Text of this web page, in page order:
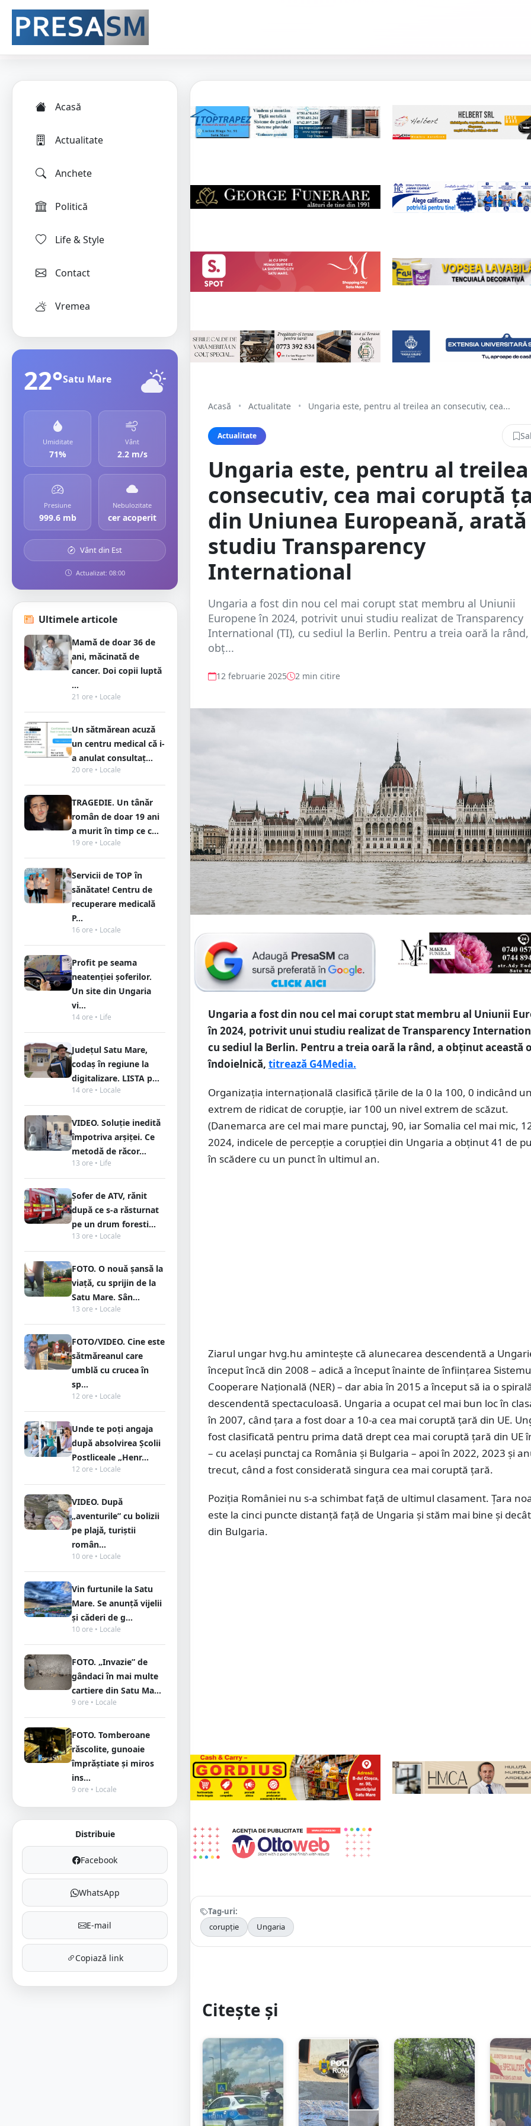
Acasă
Actualitate
Anchete
Politică
Life & Style
Contact
Vremea
22°Satu Mare
Umiditate
71%
Vânt
2.2 m/s
Presiune
999.6 mb
Nebulozitate
cer acoperit
Vânt din Est
Actualizat: 08:00
Ultimele articole
Mamă de doar 36 de
ani, măcinată de
cancer. Doi copii luptă
...
21 ore • Locale
Un sătmărean acuză
un centru medical că i-
a anulat consultaț...
20 ore • Locale
TRAGEDIE. Un tânăr
român de doar 19 ani
a murit în timp ce c...
19 ore • Locale
Servicii de TOP în
sănătate! Centru de
recuperare medicală
P...
16 ore • Locale
Profit pe seama
neatenției șoferilor.
Un site din Ungaria
vi...
14 ore • Life
Județul Satu Mare,
codaș în regiune la
digitalizare. LISTA p...
14 ore • Locale
VIDEO. Soluție inedită
împotriva arșiței. Ce
metodă de răcor...
13 ore • Life
Șofer de ATV, rănit
după ce s-a răsturnat
pe un drum foresti...
13 ore • Locale
FOTO. O nouă șansă la
viață, cu sprijin de la
Satu Mare. Sân...
13 ore • Locale
FOTO/VIDEO. Cine este
sătmăreanul care
umblă cu crucea în
sp...
12 ore • Locale
Unde te poți angaja
după absolvirea Școlii
Postliceale „Henr...
12 ore • Locale
VIDEO. După
„aventurile” cu bolizii
pe plajă, turiștii
român...
10 ore • Locale
Vin furtunile la Satu
Mare. Se anunță vijelii
și căderi de g...
10 ore • Locale
FOTO. „Invazie” de
gândaci în mai multe
cartiere din Satu Ma...
9 ore • Locale
FOTO. Tomberoane
răscolite, gunoaie
împrăștiate și miros
ins...
9 ore • Locale
Distribuie
Facebook
WhatsApp
E-mail
Copiază link
Acasă • Actualitate • Ungaria este, pentru al treilea an consecutiv, cea...
Actualitate
Ungaria este, pentru al
consecutiv, cea mai coruptă
din Uniunea Europeană,
studiu Transparency
International
Ungaria a fost din nou cel mai corupt stat membru al Uniunii
Europene în 2024, potrivit unui studiu realizat de Transparency
International (TI), cu sediul la Berlin. Pentru a treia oară la rând,
obț...
12 februarie 2025 2 min citire
Ungaria a fost din nou cel mai corupt stat membru al Uniunii
în 2024, potrivit unui studiu realizat de Transparency
cu sediul la Berlin. Pentru a treia oară la rând, a obținut această
îndoielnică, titrează G4Media.
Organizația internațională clasifică țările de la 0 la 100, 0 indicând
extrem de ridicat de corupție, iar 100 un nivel extrem de scăzut.
(Danemarca are cel mai mare punctaj, 90, iar Somalia cel mai mic,
2024, indicele de percepție a corupției din Ungaria a obținut 41 de
în scădere cu un punct în ultimul an.
Ziarul ungar hvg.hu amintește că alunecarea descendentă a
început încă din 2008 – adică a început înainte de înființarea
Cooperare Națională (NER) – dar abia în 2015 a început să ia o
descendentă spectaculoasă. Ungaria a ocupat cel mai bun loc în
în 2007, când țara a fost doar a 10-a cea mai coruptă țară din UE.
fost clasificată pentru prima dată drept cea mai coruptă țară din UE
– cu același punctaj ca România și Bulgaria – apoi în 2022, 2023 și
trecut, când a fost considerată singura cea mai coruptă țară.
Poziția României nu s-a schimbat față de ultimul clasament. Țara
este la cinci puncte distanță față de Ungaria și stăm mai bine și
din Bulgaria.
Tag-uri:
corupție
Ungaria
Citește și